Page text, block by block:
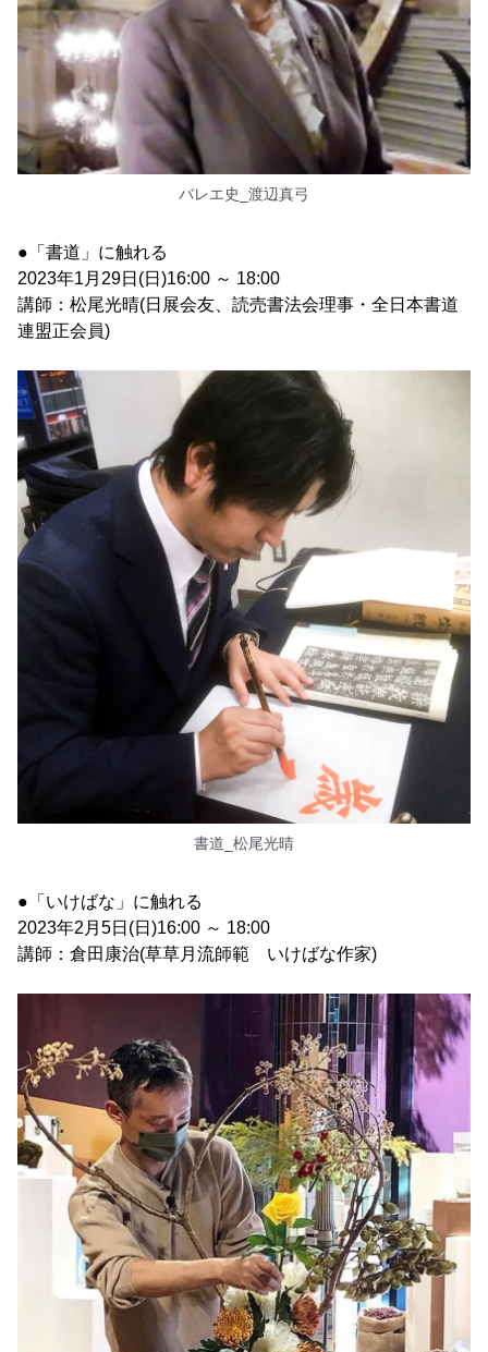
バレエ史_渡辺真弓
●「書道」に触れる
2023年1月29日(日)16:00 ～ 18:00
講師：松尾光晴(日展会友、読売書法会理事・全日本書道
連盟正会員)
書道_松尾光晴
●「いけばな」に触れる
2023年2月5日(日)16:00 ～ 18:00
講師：倉田康治(草草月流師範 いけばな作家)